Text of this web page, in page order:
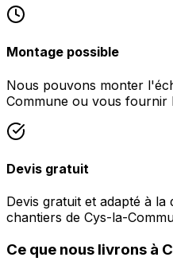
Montage possible
Nous pouvons monter
Commune ou vous fournir
Devis gratuit
Devis gratuit et adapté à
chantiers de Cys-la-
Ce que nous livrons à